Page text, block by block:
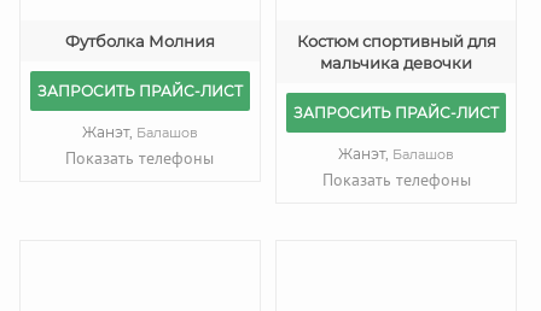
Футболка Молния
ЗАПРОСИТЬ ПРАЙС-ЛИСТ
Жанэт, Балашов
Показать телефоны
Костюм спортивный для
мальчика девочки
ЗАПРОСИТЬ ПРАЙС-ЛИСТ
Жанэт, Балашов
Показать телефоны